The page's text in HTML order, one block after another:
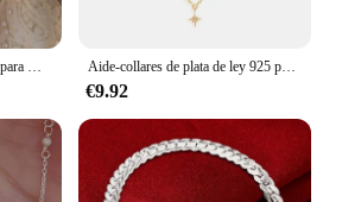
Colgante de plata de ley 925 para mujer, colgante redondo de esmalte, flor de tulipán, collar deslumbrante, regalo de boda, joyería fina NK186 Aide-collares de plata de ley 925 para mujer, joyería brillante de circonita Rosa, Verde Oliva, corazón, boda, fiesta de compromiso
€9.92